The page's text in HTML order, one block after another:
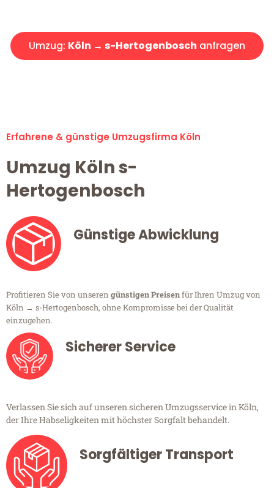
Umzug: Köln → s-Hertogenbosch anfragen
Erfahrene & günstige Umzugsfirma Köln
Umzug Köln s-
Hertogenbosch
Günstige Abwicklung
Profitieren Sie von unseren günstigen Preisenfür Ihren Umzug von
Köln → s-Hertogenbosch, ohne Kompromisse bei der Qualität
einzugehen.
Sicherer Service
Verlassen Sie sich auf unseren sicheren Umzugsservice in Köln,
der Ihre Habseligkeiten mit höchster Sorgfalt behandelt.
Sorgfältiger Transport